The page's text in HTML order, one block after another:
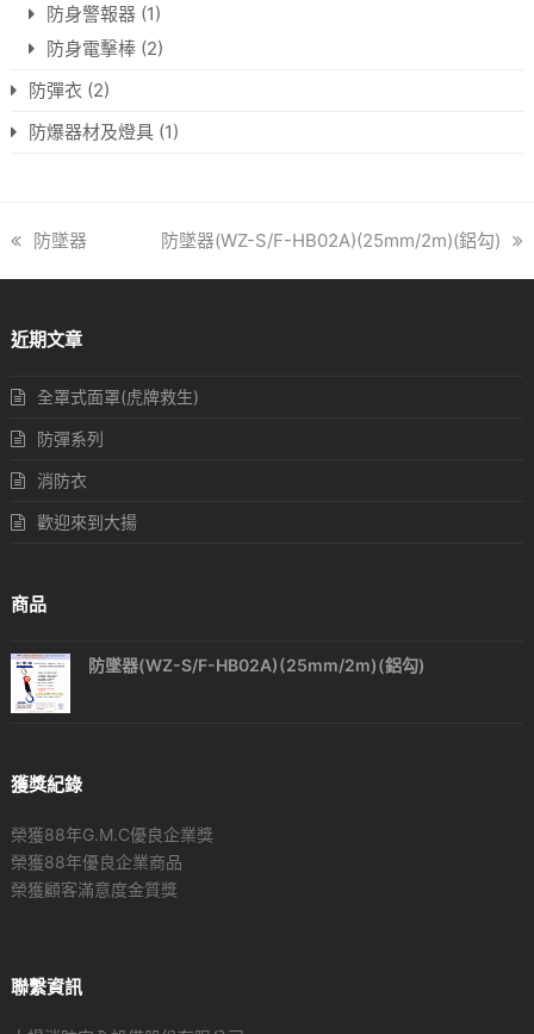
防身警報器 (1)
防身電擊棒 (2)
防彈衣 (2)
防爆器材及燈具 (1)
previous
防墜器
next
防墜器(WZ-S/F-HB02A)(25mm/2m)(鋁勾)
近期文章
全罩式面罩(虎牌救生)
防彈系列
消防衣
歡迎來到大揚
商品
防墜器(WZ-S/F-HB02A)(25mm/2m)(鋁勾)
獲獎紀錄
榮獲88年G.M.C優良企業獎
榮獲88年優良企業商品
榮獲顧客滿意度金質獎
聯繫資訊